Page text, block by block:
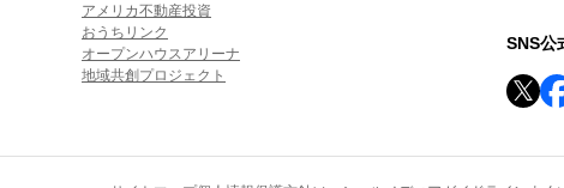
アメリカ不動産投資
おうちリンク
オープンハウスアリーナ
地域共創プロジェクト
SNS公